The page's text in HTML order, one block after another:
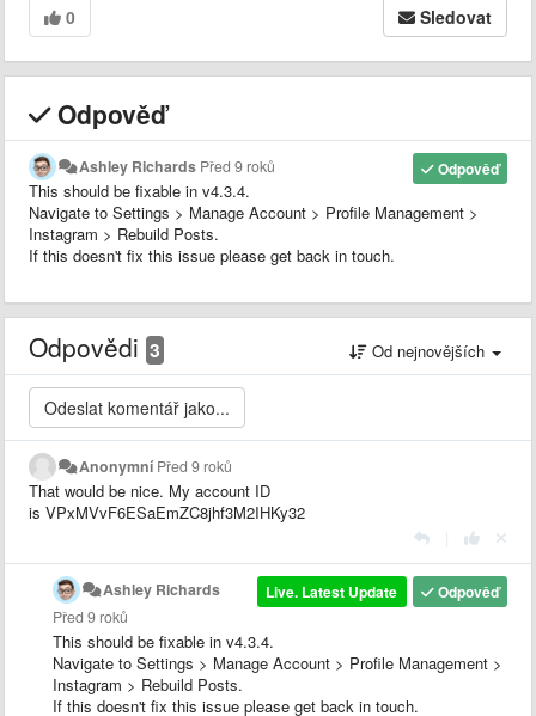
0 Sledovat
Odpověď
Odpověď
Ashley Richards Před 9 roků
This should be fixable in v4.3.4.
Navigate to Settings > Manage Account > Profile Management >
Instagram > Rebuild Posts.
If this doesn't fix this issue please get back in touch.
Odpovědi 3 Od nejnovějších
AnonymníPřed 9 roků
That would be nice. My account ID
is VPxMVvF6ESaEmZC8jhf3M2IHKy32
Odpověď
Live. Latest Update
Ashley Richards
Před 9 roků
This should be fixable in v4.3.4.
Navigate to Settings > Manage Account > Profile Management >
Instagram > Rebuild Posts.
If this doesn't fix this issue please get back in touch.